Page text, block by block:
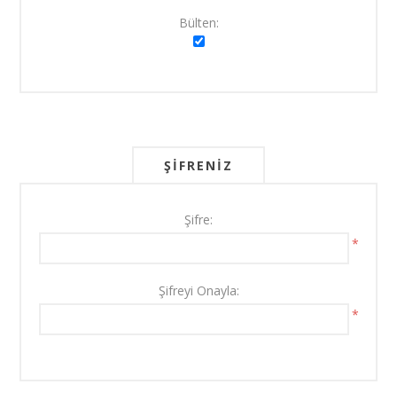
Bülten:
ŞIFRENIZ
Şifre:
*
Şifreyi Onayla:
*